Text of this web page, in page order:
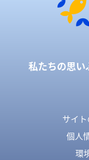
私たちの思い
サイ
個人
環